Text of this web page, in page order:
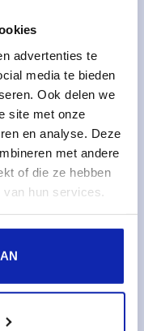
advertenties te
media te bieden
Ook delen we
site met onze
en analyse. Deze
met andere
of die ze hebben
hun services.